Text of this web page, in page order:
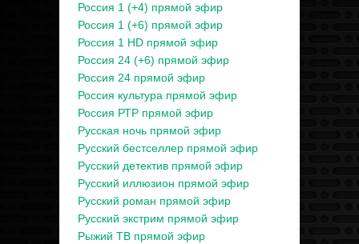
Россия 1 (+4) прямой эфир
Россия 1 (+6) прямой эфир
Россия 1 HD прямой эфир
Россия 24 (+6) прямой эфир
Россия 24 прямой эфир
Россия культура прямой эфир
Россия РТР прямой эфир
Русская ночь прямой эфир
Русский бестселлер прямой эфир
Русский детектив прямой эфир
Русский иллюзион прямой эфир
Русский роман прямой эфир
Русский экстрим прямой эфир
Рыжий ТВ прямой эфир